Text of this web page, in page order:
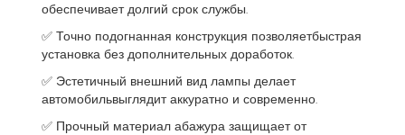
обеспечивает долгий срок службы.
✅ Точно подогнанная конструкция позволяетбыстрая
установка без дополнительных доработок.
✅ Эстетичный внешний вид лампы делает
автомобильвыглядит аккуратно и современно.
✅ Прочный материал абажура защищает от